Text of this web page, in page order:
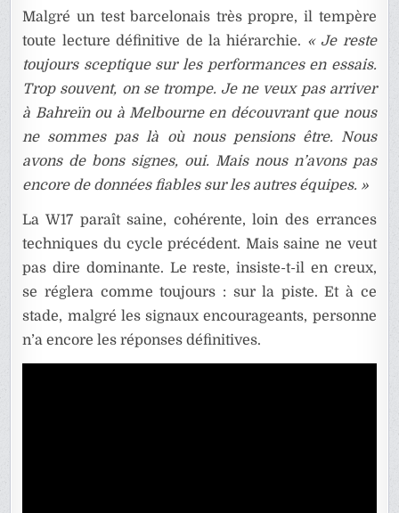
Malgré un test barcelonais très propre, il tempère
toute lecture définitive de la hiérarchie. « Je reste
toujours sceptique sur les performances en essais.
Trop souvent, on se trompe. Je ne veux pas arriver
à Bahreïn ou à Melbourne en découvrant que nous
ne sommes pas là où nous pensions être. Nous
avons de bons signes, oui. Mais nous n’avons pas
encore de données fiables sur les autres équipes. »
La W17 paraît saine, cohérente, loin des errances
techniques du cycle précédent. Mais saine ne veut
pas dire dominante. Le reste, insiste-t-il en creux,
se réglera comme toujours : sur la piste. Et à ce
stade, malgré les signaux encourageants, personne
n’a encore les réponses définitives.